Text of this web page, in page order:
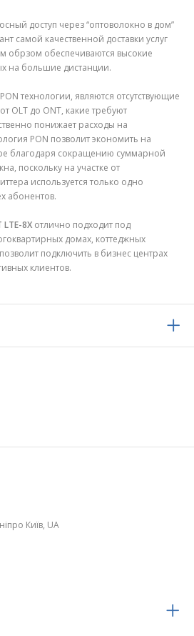
доступ через “оптоволокно в дом”
самой качественной доставки услуг
обрзом обеспечиваются высокие
на большие дистанции.
технологии, являются отсутствующие
OLT до ONT, какие требуют
понижает расходы на
PON позволит экономить на
благодаря сокращению суммарной
поскольку на участке от
используется только одно
абонентов.
LTE-8X отлично подходит под
домах, коттеджных
подключить в бизнес центрах
клиентов.
Київ, UA